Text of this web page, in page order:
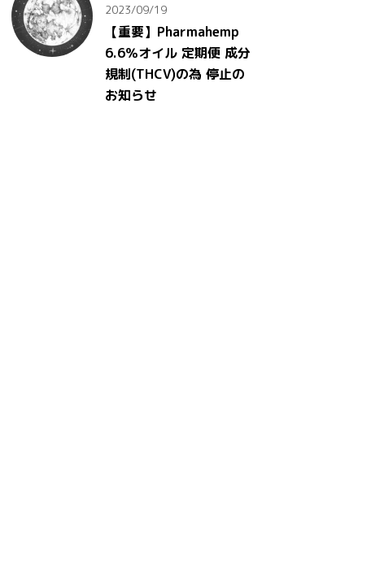
2023/09/19
【重要】Pharmahemp
6.6％オイル 定期便 成分
規制(THCV)の為 停止の
お知らせ